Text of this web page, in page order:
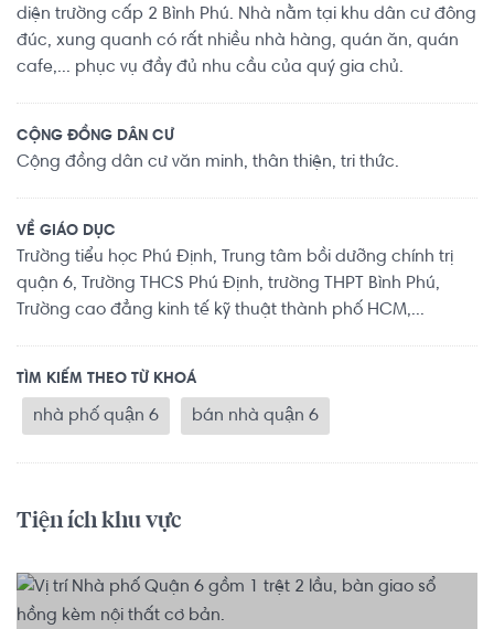
diện trường cấp 2 Bình Phú. Nhà nằm tại khu dân cư đông
đúc, xung quanh có rất nhiều nhà hàng, quán ăn, quán
cafe,... phục vụ đầy đủ nhu cầu của quý gia chủ.
CỘNG ĐỒNG DÂN CƯ
Cộng đồng dân cư văn minh, thân thiện, tri thức.
VỀ GIÁO DỤC
Trường tiểu học Phú Định, Trung tâm bồi dưỡng chính trị
quận 6, Trường THCS Phú Định, trường THPT Bình Phú,
Trường cao đẳng kinh tế kỹ thuật thành phố HCM,...
TÌM KIẾM THEO TỪ KHOÁ
nhà phố quận 6 bán nhà quận 6
Tiện ích khu vực